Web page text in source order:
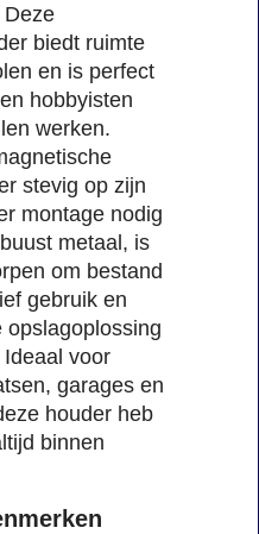
Deze
biedt ruimte
en is perfect
hobbyisten
werken.
stevig op zijn
montage nodig
metaal, is
om bestand
gebruik en
opslagoplossing
voor
garages en
houder heb
binnen